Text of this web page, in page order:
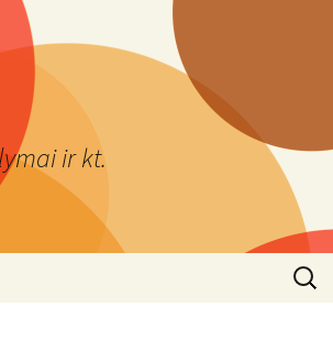
ir kt.
Ieškoti: